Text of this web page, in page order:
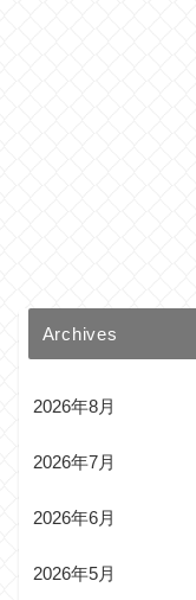
Archives
2026年8月
2026年7月
2026年6月
2026年5月